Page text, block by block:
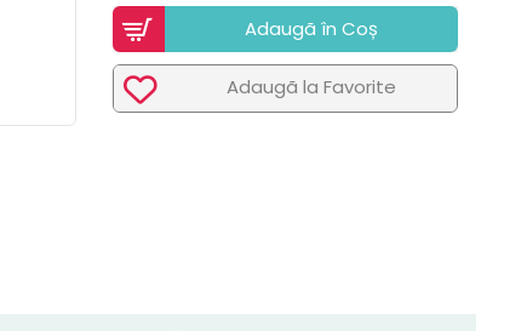
Adaugã în Coș
Adaugã la Favorite